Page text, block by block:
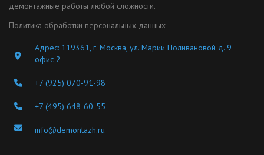
демонтажные работы любой сложности.
Политика обработки персональных данных
Адрес: 119361, г. Москва, ул. Марии Поливановой д. 9
офис 2
+7 (925) 070-91-98
+7 (495) 648-60-55
info@demontazh.ru